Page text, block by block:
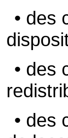
• des
• des
• des